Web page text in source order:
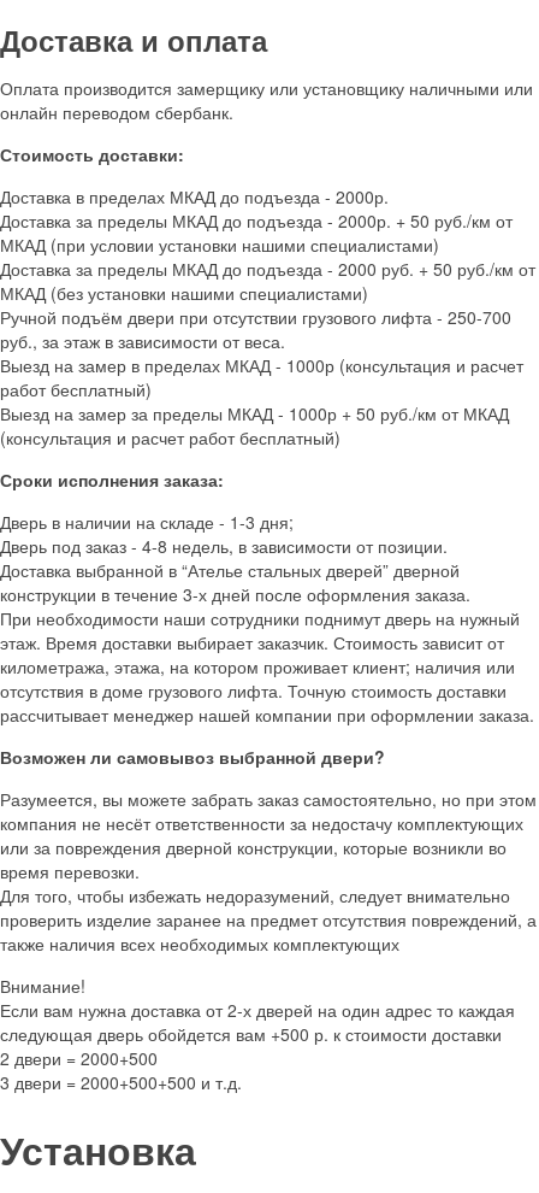
Доставка и оплата
Оплата производится замерщику или установщику наличными или
онлайн переводом сбербанк.
Стоимость доставки:
Доставка в пределах МКАД до подъезда - 2000р.
Доставка за пределы МКАД до подъезда - 2000р. + 50 руб./км от
МКАД (при условии установки нашими специалистами)
Доставка за пределы МКАД до подъезда - 2000 руб. + 50 руб./км от
МКАД (без установки нашими специалистами)
Ручной подъём двери при отсутствии грузового лифта - 250-700
руб., за этаж в зависимости от веса.
Выезд на замер в пределах МКАД - 1000р (консультация и расчет
работ бесплатный)
Выезд на замер за пределы МКАД - 1000р + 50 руб./км от МКАД
(консультация и расчет работ бесплатный)
Сроки исполнения заказа:
Дверь в наличии на складе - 1-3 дня;
Дверь под заказ - 4-8 недель, в зависимости от позиции.
Доставка выбранной в “Ателье стальных дверей” дверной
конструкции в течение 3-х дней после оформления заказа.
При необходимости наши сотрудники поднимут дверь на нужный
этаж. Время доставки выбирает заказчик. Стоимость зависит от
километража, этажа, на котором проживает клиент; наличия или
отсутствия в доме грузового лифта. Точную стоимость доставки
рассчитывает менеджер нашей компании при оформлении заказа.
Возможен ли самовывоз выбранной двери?
Разумеется, вы можете забрать заказ самостоятельно, но при этом
компания не несёт ответственности за недостачу комплектующих
или за повреждения дверной конструкции, которые возникли во
время перевозки.
Для того, чтобы избежать недоразумений, следует внимательно
проверить изделие заранее на предмет отсутствия повреждений, а
также наличия всех необходимых комплектующих
Внимание!
Если вам нужна доставка от 2-х дверей на один адрес то каждая
следующая дверь обойдется вам +500 р. к стоимости доставки
2 двери = 2000+500
3 двери = 2000+500+500 и т.д.
Установка